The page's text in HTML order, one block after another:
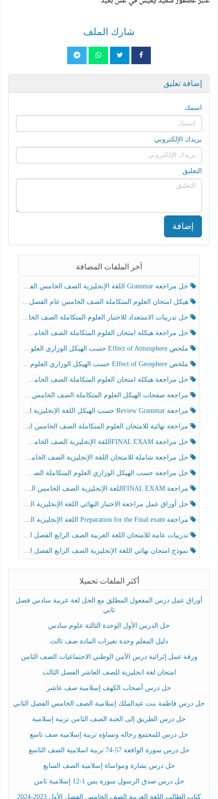
شارك الملف
إضافة تعليق
اسمك
بريدك الإلكتروني
التعليق
إضافة
آخر الملفات المضافة
حل مراجعة Grammar اللغة الإنجليزية الصف الخامس الفصل الثالث
هيكل امتحان العلوم المتكاملة الصف الخامس عام الفصل الدراسي الثالث 2025-2026
حل تدريبات الاستعداد للاختبار العلوم المتكاملة الصف الخامس عام الفصل الثالث
حل مراجعة هيكلة امتحان العلوم المتكاملة الصف الخامس انسبير الفصل الثالث
ملخص Effect of Atmosphere حسب الهيكل الوزاري العلوم المتكاملة الصف الخامس انسبير الفصل الثالث
ملخص Effect of Geosphere حسب الهيكل الوزاري العلوم المتكاملة الصف الخامس انسبير الفصل الثالث
حل مراجعة هيكلة امتحان العلوم المتكاملة الصف الخامس عام الفصل الثالث
مراجعة صفحات الهيكل العلوم المتكاملة الصف الخامس انسبير الفصل الثالث
مراجعة Review Grammar حسب الهيكل اللغة الإنجليزية الصف الخامس الفصل الثالث
مراجعة نهائية للامتحان العلوم المتكاملة الصف الخامس انسبير الفصل الثالث
حل مراجعة FINAL EXAMاللغة الإنجليزية الصف الخامس الفصل الثالث
حل مراجعة شاملة للامتحان اللغة الإنجليزية الصف الخامس الفصل الثالث
حل مراجعة حسب الهيكل الوزاري العلوم المتكاملة الصف الخامس عام الفصل الثالث
مراجعة FINAL EXAMاللغة الإنجليزية الصف الخامس الفصل الثالث
حل أوراق عمل مراجعة الاختبار النهائي اللغة الإنجليزية الصف الرابع الفصل الثالث
مراجعة Preparation for the Final exam اللغة الإنجليزية الصف الرابع الفصل الثالث
تدريبات عامة للامتحان اللغة العربية الصف الرابع الفصل الثالث
نموذج امتحان نهائي اللغة الإنجليزية الصف الرابع الفصل الثالث
أكثر الملفات تحميلا
أوراق عمل درس المفعول المطلق مع الحل لغة عربية سادس فصل
ثاني
حل الدرس الأول الوحدة الثالثة علوم سادس
دليل المعلم وحدة تغيرات المادة صف ثالث
ورقة عمل إثرائية درس الأمن الوطني الاجتماعيات الصف الثامن
امتحان لغة انجليزية للصف العاشر الفصل الثالث
حل درس أصحاب الكهف إسلامية صف عاشر
حل درس فاطمة بنت عبدالملك إسلامية الصف الخامس الفصل الثاني
حل درس الطريق إلى الجنة الصف الثامن تربية إسلامية
حل درس للمجتمع رجاله ونساؤه تربية إسلامية صف تاسع
حل درس سورة الواقعة 57-74 تربية اسلامية الصف التاسع
حل درس بشارة ومواساة إسلامية الصف السابع
حل درس صدق الرسول سورة يس 1-12 إسلامية ثامن
كتاب الطالب اللغة العربية الصف الخامس الفصل الأول 2023-2024